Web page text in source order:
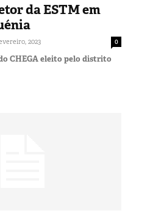
da ESTM em
2023 0
CHEGA eleito pelo distrito